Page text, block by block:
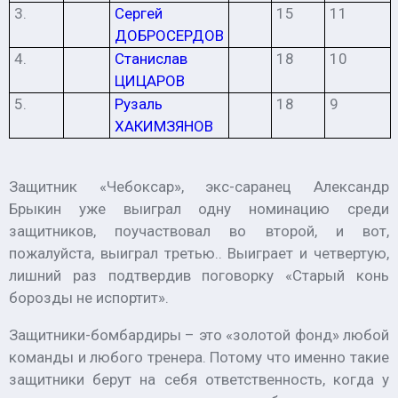
3.
Сергей
ДОБРОСЕРДОВ
15 11
4.
Станислав
ЦИЦАРОВ
18 10
5.
Рузаль
ХАКИМЗЯНОВ
18 9
Защитник «Чебоксар», экс-саранец Александр
Брыкин уже выиграл одну номинацию среди
защитников, поучаствовал во второй, и вот,
пожалуйста, выиграл третью.. Выиграет и четвертую,
лишний раз подтвердив поговорку «Старый конь
борозды не испортит».
Защитники-бомбардиры – это «золотой фонд» любой
команды и любого тренера. Потому что именно такие
защитники берут на себя ответственность, когда у